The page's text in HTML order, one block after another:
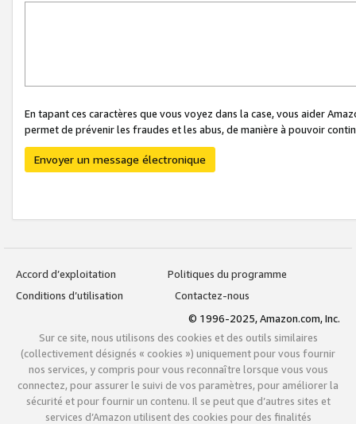
En tapant ces caractères que vous voyez dans la case, vous aider
permet de prévenir les fraudes et les abus, de manière à pouvoir
Envoyer un message électronique
Accord d’exploitation
Politiques du programme
Conditions d’utilisation
Contactez-nous
© 1996-2025, Amazon.com, Inc.
Sur ce site, nous utilisons des cookies et des outils similaires
(collectivement désignés « cookies ») uniquement pour vous fournir
nos services, y compris pour vous reconnaître lorsque vous vous
connectez, pour assurer le suivi de vos paramètres, pour améliorer la
sécurité et pour fournir un contenu. Il se peut que d’autres sites et
services d’Amazon utilisent des cookies pour des finalités